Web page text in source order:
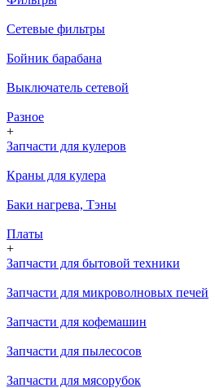
Сетевые фильтры
Бойник барабана
Выключатель сетевой
Разное
+
Запчасти для кулеров
Краны для кулера
Баки нагрева, Тэны
Платы
+
Запчасти для бытовой техники
Запчасти для микроволновых печей
Запчасти для кофемашин
Запчасти для пылесосов
Запчасти для мясорубок